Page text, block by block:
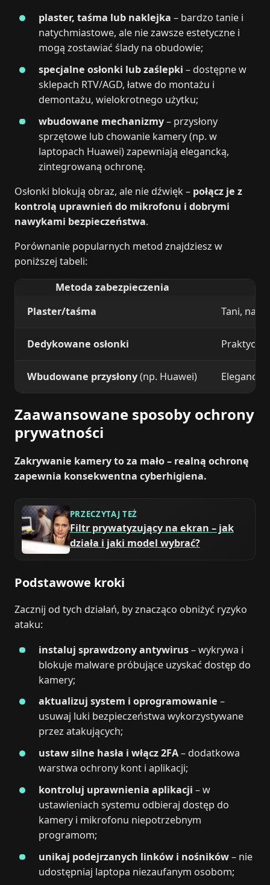
plaster, taśma lub naklejka – bardzo tanie i
natychmiastowe, ale nie zawsze estetyczne i
mogą zostawiać ślady na obudowie;
specjalne osłonki lub zaślepki – dostępne w
sklepach RTV/AGD, łatwe do montażu i
demontażu, wielokrotnego użytku;
wbudowane mechanizmy– przysłony
sprzętowe lub chowanie kamery (np. w
laptopach Huawei) zapewniają elegancką,
zintegrowaną ochronę.
Osłonki blokują obraz, ale nie dźwięk – połącz je z
kontrolą uprawnień do mikrofonu i dobrymi
nawykami bezpieczeństwa.
Porównanie popularnych metod znajdziesz w
poniższej tabeli:
Metoda zabezpieczenia
Plaster/taśma
Tani,
Dedykowane osłonki
Wbudowane przysłony(np. Huawei)
Zaawansowane sposoby ochrony
prywatności
Zakrywanie kamery to za mało – realną ochronę
zapewnia konsekwentna cyberhigiena.
PRZECZYTAJ TEŻ
Filtr prywatyzujący na ekran – jak
działa i jaki model wybrać?
Podstawowe kroki
Zacznij od tych działań, by znacząco obniżyć ryzyko
ataku:
instaluj sprawdzony antywirus– wykrywa i
blokuje malware próbujące uzyskać dostęp do
kamery;
aktualizuj system i oprogramowanie –
usuwaj luki bezpieczeństwa wykorzystywane
przez atakujących;
ustaw silne hasła i włącz 2FA– dodatkowa
warstwa ochrony kont i aplikacji;
kontroluj uprawnienia aplikacji – w
ustawieniach systemu odbieraj dostęp do
kamery i mikrofonu niepotrzebnym
programom;
unikaj podejrzanych linków i nośników– nie
udostępniaj laptopa niezaufanym osobom;